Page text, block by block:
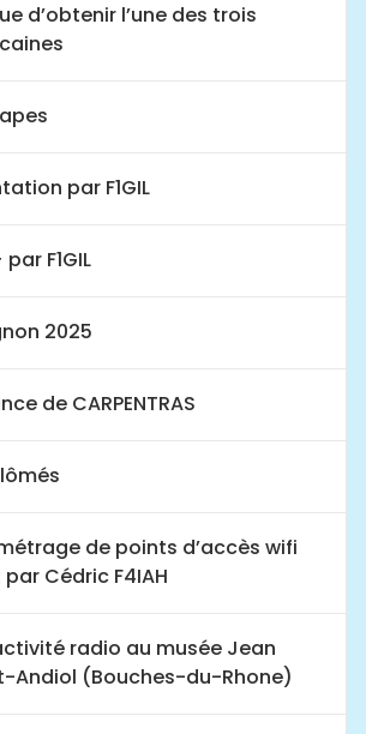
d’obtenir l’une des trois
par F1GIL
F1GIL
2025
de CARPENTRAS
de points d’accès wifi
Cédric F4IAH
radio au musée Jean
Andiol (Bouches-du-Rhone)